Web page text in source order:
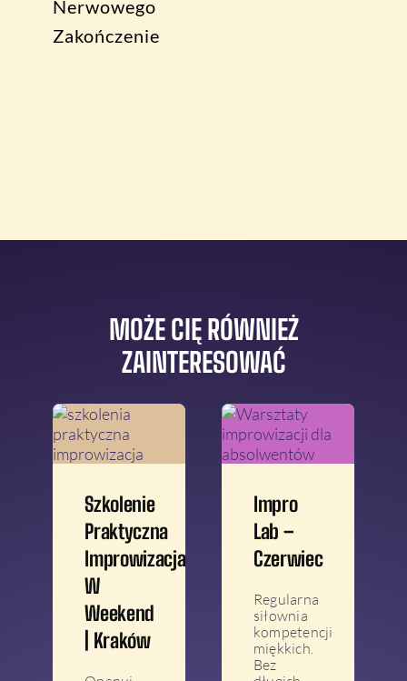
Nerwowego
Zakończenie
MOŻE CIĘ RÓWNIEŻ
ZAINTERESOWAĆ
Szkolenie
Praktyczna
Improwizacja
W
Weekend
| Kraków
Impro
Lab –
Czerwiec
Regularna
siłownia
kompetencji
miękkich.
Bez